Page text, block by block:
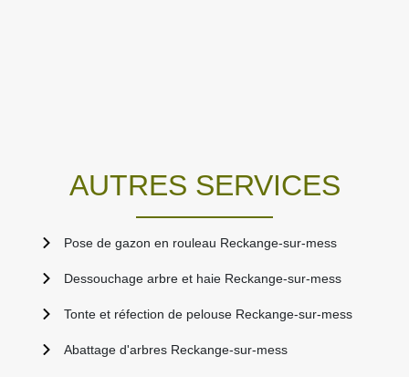
AUTRES SERVICES
Pose de gazon en rouleau Reckange-sur-mess
Dessouchage arbre et haie Reckange-sur-mess
Tonte et réfection de pelouse Reckange-sur-mess
Abattage d'arbres Reckange-sur-mess